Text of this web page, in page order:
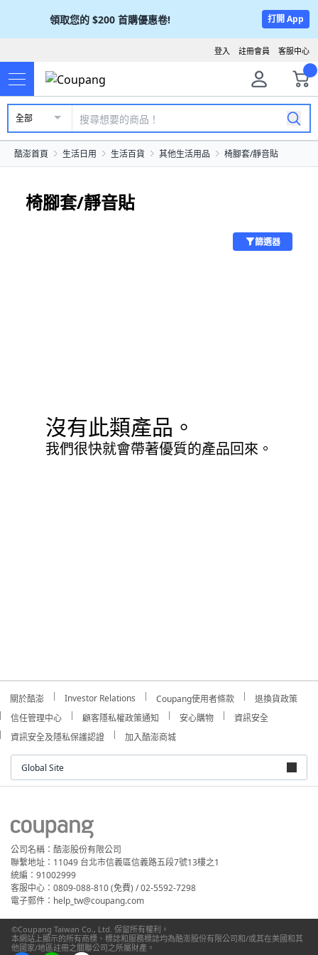
領取您的 $200 首購優惠卷! 打開 App
客服中心
註冊會員
登入
全部
酷澎首頁 生活日用 生活百貨 其他生活用品 椅腳套/靜音貼
椅腳套/靜音貼
篩選器
沒有此類產品。
我們很快就會帶著優質的產品回來。
關於酷澎 Investor Relations Coupang使用者條款
退換貨政策
信任管理中心
顧客隱私權政策通知 安心購物
資訊安全
資訊安全及隱私保護認證
加入酷澎商城
Global Site
公司名稱：酷澎股份有限公司
聯繫地址：11049 台北市信義區信義路五段7號13樓之1
統編：91002999
客服中心：0809-088-810 (免費) / 02-5592-7298
電子郵件：help_tw@coupang.com
©Coupang Taiwan Co., Ltd. 保留所有權利。
本網站上顯示的所有商標、標誌和服務標誌均為酷澎股份有限公司和/或其在美國和其
他國家/地區註冊之關聯公司之所屬財產。